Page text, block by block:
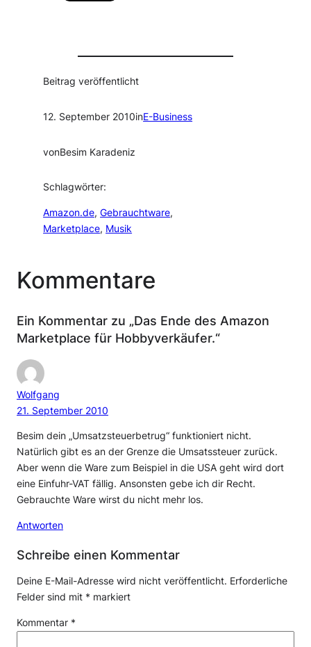
Beitrag veröffentlicht
12. September 2010inE-Business
vonBesim Karadeniz
Schlagwörter:
Amazon.de, Gebrauchtware
Marketplace, Musik
Kommentare
Ein Kommentar zu „Das Ende des Amazon
Marketplace für Hobbyverkäufer.“
Wolfgang
21. September 2010
Besim dein „Umsatzsteuerbetrug“ funktioniert nicht.
Natürlich gibt es an der Grenze die Umsatssteuer zurück.
Aber wenn die Ware zum Beispiel in die USA geht wird dort
eine Einfuhr-VAT fällig. Ansonsten gebe ich dir Recht.
Gebrauchte Ware wirst du nicht mehr los.
Antworten
Schreibe einen Kommentar
Deine E-Mail-Adresse wird nicht veröffentlicht. Erforderliche
Felder sind mit * markiert
Kommentar *